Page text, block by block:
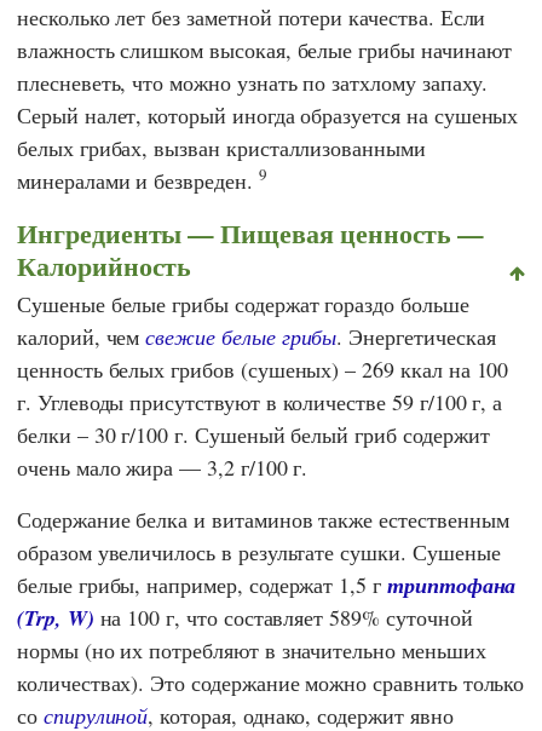
несколько лет без заметной потери качества. Если
влажность слишком высокая, белые грибы начинают
плесневеть, что можно узнать по затхлому запаху.
Серый налет, который иногда образуется на сушеных
белых грибах, вызван кристаллизованными
минералами и безвреден. 9
Ингредиенты — Пищевая ценность —
Калорийность
Сушеные белые грибы содержат гораздо больше
калорий, чемсвежие белые грибы. Энергетическая
ценность белых грибов (сушеных) – 269 ккал на 100
г. Углеводы присутствуют в количестве 59 г/100 г, а
белки – 30 г/100 г. Сушеный белый гриб содержит
очень мало жира — 3,2 г/100 г.
Содержание белка и витаминов также естественным
образом увеличилось в результате сушки. Сушеные
белые грибы, например, содержат 1,5 г триптофана
(Trp, W) на 100 г, что составляет 589% суточной
нормы (но их потребляют в значительно меньших
количествах). Это содержание можно сравнить только
со спирулиной, которая, однако, содержит явно